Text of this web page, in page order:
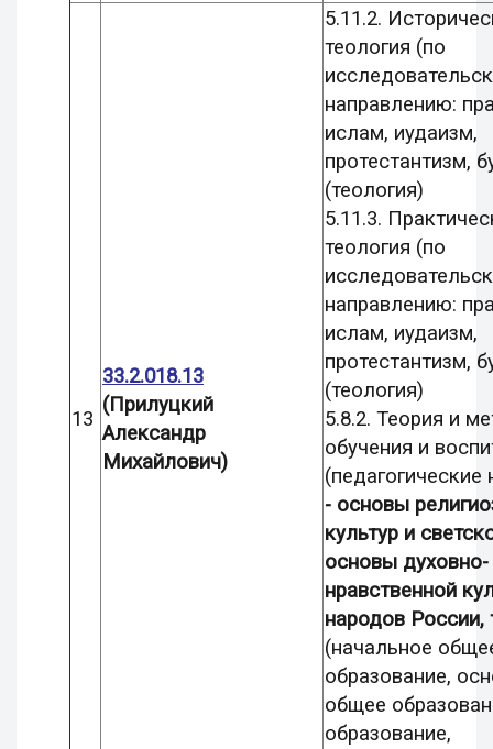
13
33.2.018.13
(Прилуцкий
Александр
Михайлович)
5.11.2.
теология (по
направлению:
ислам, иудаизм,
протестантизм,
(теология)
5.11.3.
теология (по
направлению:
ислам, иудаизм,
протестантизм,
(теология)
5.8.2. Теория и
обучения и
(педагогические
- основы
культур и
основы духовно-
нравственной
народов России,
(начальное
образование,
общее
образование,